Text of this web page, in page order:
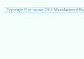
Copyright © xt-master 2011 Manufactured By